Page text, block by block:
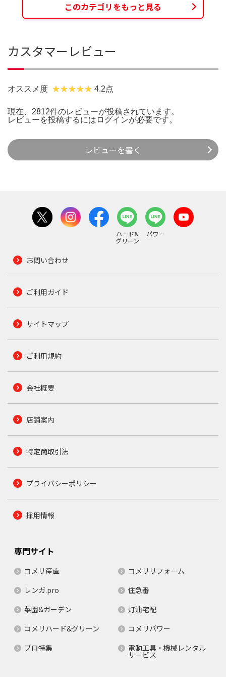
このカテゴリをもっと見る
カスタマーレビュー
オススメ度 4.2点
現在、2812件のレビューが投稿されています。
レビューを投稿するには ログインが必要です。
レビューを書く
ハード&
グリーン
パワー
お問い合わせ
ご利用ガイド
サイトマップ
ご利用規約
会社概要
店舗案内
特定商取引法
プライバシーポリシー
採用情報
専門サイト
コメリ産直
コメリリフォーム
レンガ.pro
住急番
菜園&ガーデン
灯油宅配
コメリハード&グリーン
コメリパワー
プロ特集
電動工具・機械レンタル
サービス